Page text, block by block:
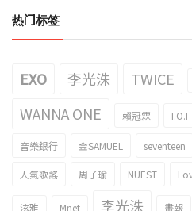
热门标签
EXO 李光洙 TWICE
WANNA ONE 賴冠霖 I.O.I
音樂銀行 金SAMUEL seventeen
人氣歌謠 周子瑜 NUEST
泫雅 Mnet 李光洙 畫報